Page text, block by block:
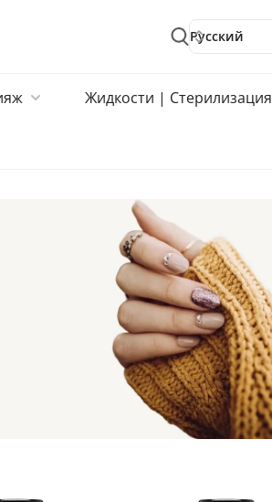
Русский
Жидкости | Стерилизация